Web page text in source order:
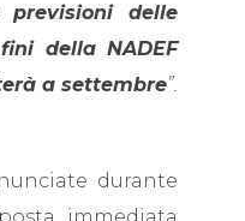
previsioni delle
della NADEF
a settembre”.
durante